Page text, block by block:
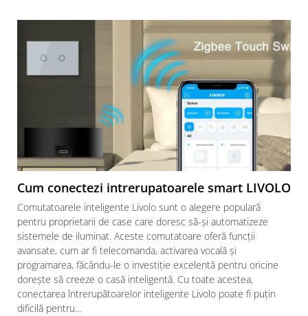
Cum conectezi intrerupatoarele smart LIVOLO
Comutatoarele inteligente Livolo sunt o alegere populară
pentru proprietarii de case care doresc să-și automatizeze
sistemele de iluminat. Aceste comutatoare oferă funcții
avansate, cum ar fi telecomanda, activarea vocală și
programarea, făcându-le o investiție excelentă pentru oricine
dorește să creeze o casă inteligentă. Cu toate acestea,
conectarea întrerupătoarelor inteligente Livolo poate fi puțin
dificilă pentru...